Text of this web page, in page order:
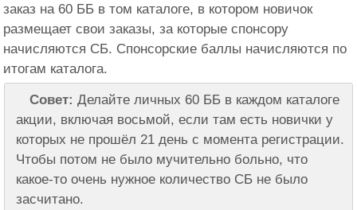
заказ на 60 ББ в том каталоге, в котором новичок
размещает свои заказы, за которые спонсору
начисляются СБ. Спонсорские баллы начисляются по
итогам каталога.
Совет: Делайте личных 60 ББ в каждом каталоге
акции, включая восьмой, если там есть новички у
которых не прошёл 21 день с момента регистрации.
Чтобы потом не было мучительно больно, что
какое-то очень нужное количество СБ не было
засчитано.